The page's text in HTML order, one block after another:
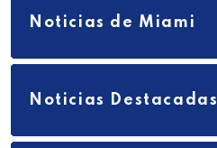
Noticias de Miami
Noticias Destacadas